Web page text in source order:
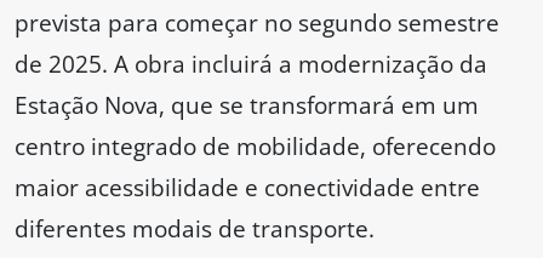
prevista para começar no segundo semestre
de 2025. A obra incluirá a modernização da
Estação Nova, que se transformará em um
centro integrado de mobilidade, oferecendo
maior acessibilidade e conectividade entre
diferentes modais de transporte.